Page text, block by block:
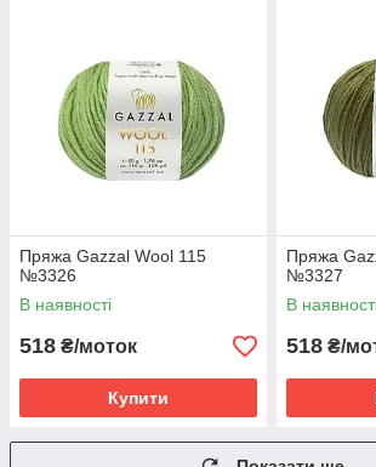
Пряжа Gazzal Wool 115
№3326
В наявності
518 ₴/моток
Купити
Пряжа
№3327
В
518 ₴/